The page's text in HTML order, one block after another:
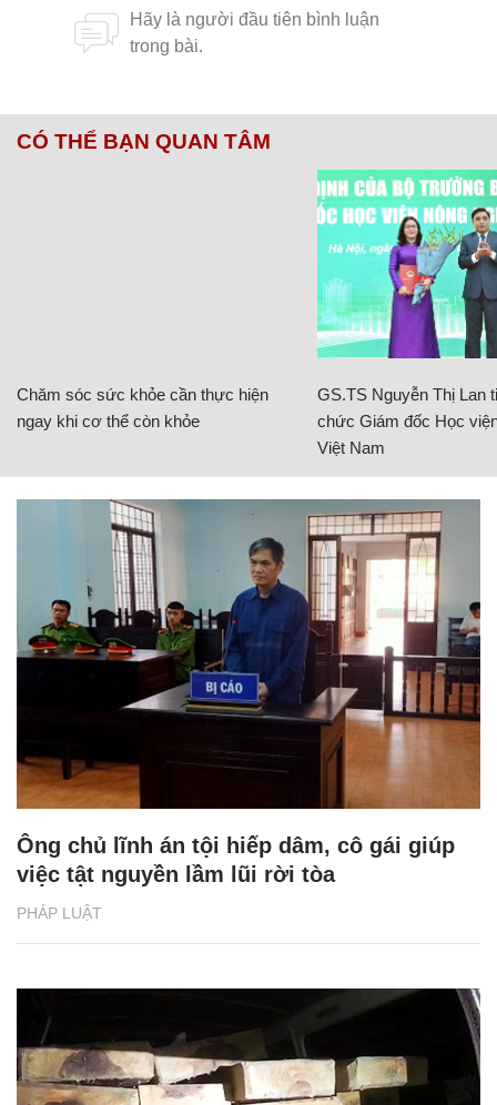
CÓ THỂ BẠN QUAN TÂM
Chăm sóc sức khỏe cần thực hiện
ngay khi cơ thể còn khỏe
GS.TS Nguyễn Thị Lan
chức Giám đốc Học
Việt Nam
PHÁP LUẬT
Ông chủ lĩnh án tội hiếp dâm, cô gái giúp
việc tật nguyền lầm lũi rời tòa